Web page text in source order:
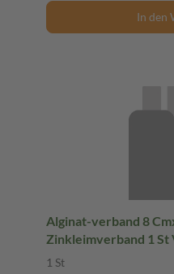
In den
Alginat-verband 8
Zinkleimverband 1 St
1 St